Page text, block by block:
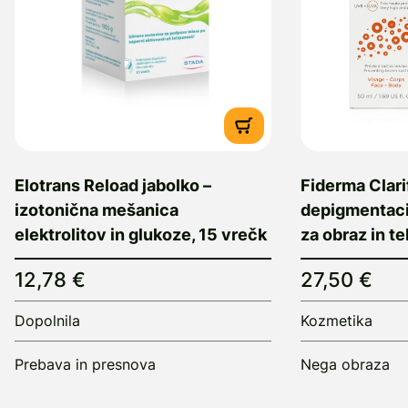
Elotrans Reload jabolko –
izotonična mešanica
elektrolitov in glukoze, 15 vrečk
12,78 €
Dopolnila
Prebava in presnova
Fiderma
za obraz in
27,50 €
Kozmetika
Nega obraza